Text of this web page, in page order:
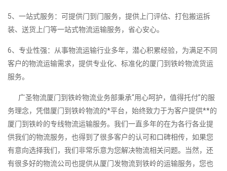
5、一站式服务：可提供门到门服务，提供上门评估、打包搬运拆
装、送货上门等一站式物流运输服务，省心安心。
6、专业性强：从事物流运输行业多年，潜心积累经验，为满足不同
客户的物流运输需求，提供专业化、标准化的厦门到铁岭物流货运
服务。
广圣物流厦门到铁岭物流业务部秉承“用心呵护，值得托付”的服
务理念，凭借厦门到铁岭物流的*平台，始终致力于为客户提供**的
厦门到铁岭的专线物流运输服务。我们一直多年的在为各行各业提
供我们的物流服务，也得到了很多客户的认可和口碑相传，如果您
有意向选择我们，我们非常乐意为您解决物流相关问题。当然，还
有很多好的物流公司也提供从厦门发物流到铁岭的运输服务，您也